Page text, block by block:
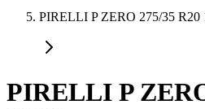
PIRELLI P ZERO 275/35 R20
PIRELLI P